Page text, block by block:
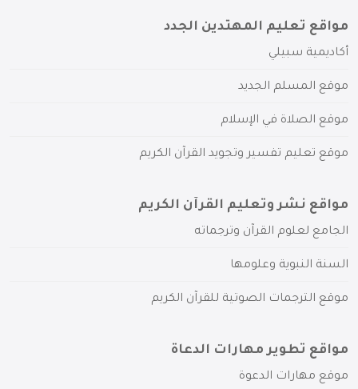
مواقع تعليم المهتدين الجدد
أكاديمية سبيلي
موقع المسلم الجديد
موقع الصلاة في الإسلام
موقع تعليم تفسير وتجويد القرآن الكريم
مواقع نشر وتعليم القرآن الكريم
الجامع لعلوم القرآن وترجماته
السنة النبوية وعلومها
موقع الترجمات الصوتية للقرآن الكريم
مواقع تطوير مهارات الدعاة
موقع مهارات الدعوة